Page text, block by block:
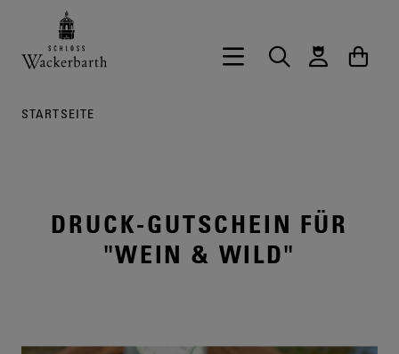
Zurück zur Startseite vom Onlineshop
Hauptnavigation öffnen
Suche
STARTSEITE
DRUCK-GUTSCHEIN FÜR
"WEIN & WILD"